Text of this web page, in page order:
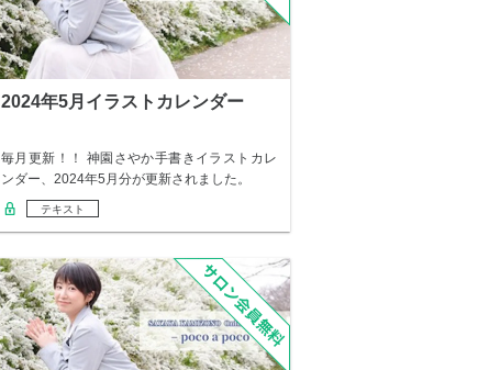
2024年5月イラストカレンダー
毎月更新！！ 神園さやか手書きイラストカレ
ンダー、2024年5月分が更新されました。
テキスト